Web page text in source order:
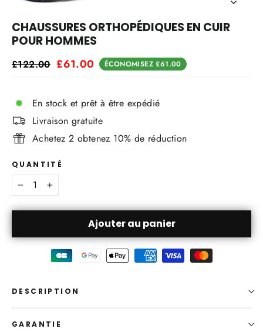
CHAUSSURES ORTHOPÉDIQUES EN CUIR
POUR HOMMES
Prix
régulier
£122.00 Prix
réduit
£61.00 ÉCONOMISEZ£61.00
Noir
Marron
38
39 40
45
En stock et prêt à être expédié
Livraison gratuite
Achetez 2 obtenez 10% de réduction
QUANTITÉ
− +
Ajouter au panier
DESCRIPTION
GARANTIE